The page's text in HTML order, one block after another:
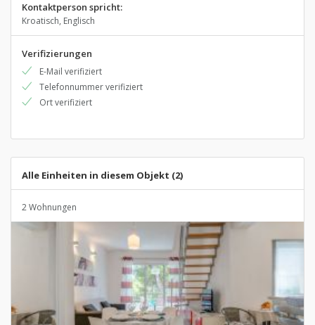
Kontaktperson spricht:
Kroatisch, Englisch
Verifizierungen
E-Mail verifiziert
Telefonnummer verifiziert
Ort verifiziert
Alle Einheiten in diesem Objekt (2)
2 Wohnungen